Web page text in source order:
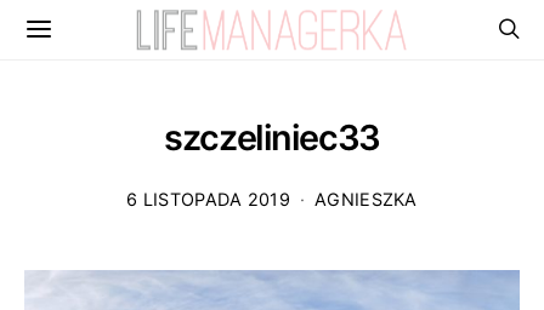
szczeliniec33
6 LISTOPADA 2019 AGNIESZKA